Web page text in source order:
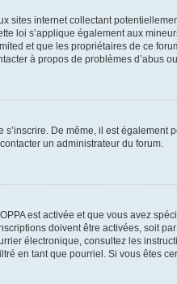
sites internet collectant
loi s’applique également aux
et que les propriétaires de ce
à propos de problèmes d’abus
De même, il est également
un administrateur du forum.
est activée et que vous avez
doivent être activées, soit
électronique, consultez les
en tant que pourriel. Si vous êtes